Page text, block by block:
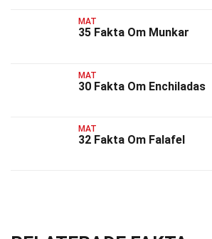
MAT
35 Fakta Om Munkar
MAT
30 Fakta Om Enchiladas
MAT
32 Fakta Om Falafel